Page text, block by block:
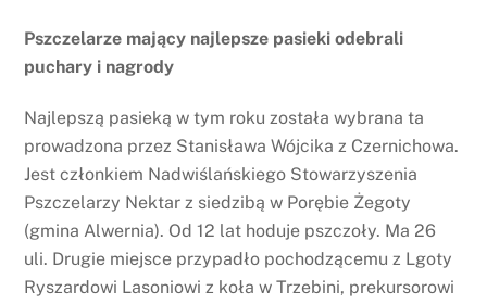
Pszczelarze mający najlepsze pasieki odebrali
puchary i nagrody
Najlepszą pasieką w tym roku została wybrana ta
prowadzona przez Stanisława Wójcika z Czernichowa.
Jest członkiem Nadwiślańskiego Stowarzyszenia
Pszczelarzy Nektar z siedzibą w Porębie Żegoty
(gmina Alwernia). Od 12 lat hoduje pszczoły. Ma 26
uli. Drugie miejsce przypadło pochodzącemu z Lgoty
Ryszardowi Lasoniowi z koła w Trzebini, prekursorowi